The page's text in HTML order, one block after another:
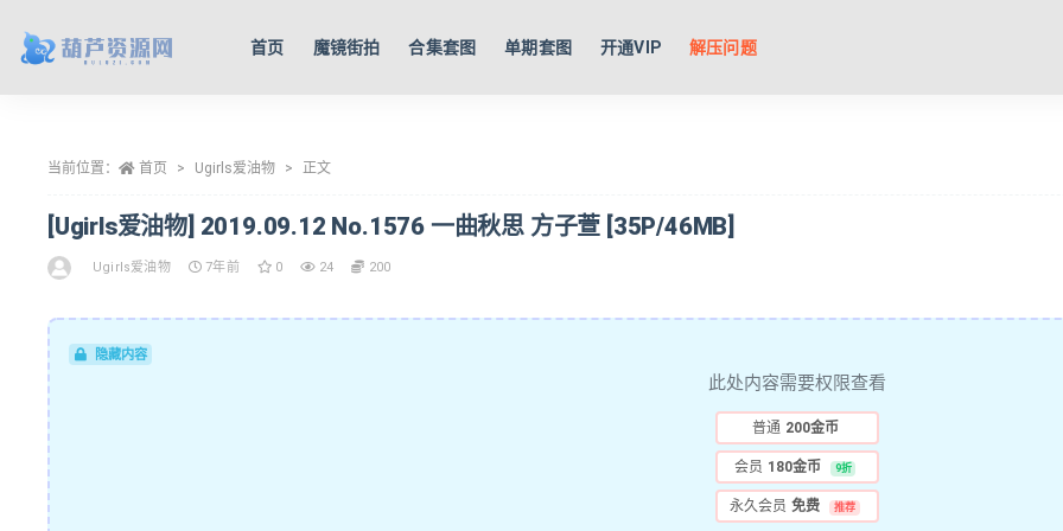
首页 魔镜街拍 合集套图 单期套图 开通VIP 解压问题
当前位置： 首页 Ugirls爱油物 正文
[Ugirls爱油物] 2019.09.12 No.1576 一曲秋思 方子萱 [35P/46MB]
Ugirls爱油物 7年前 0 24 200
隐藏内容
此处内容需要权限查看
普通 200金币
会员 180金币 9折
永久会员 免费 推荐
全部